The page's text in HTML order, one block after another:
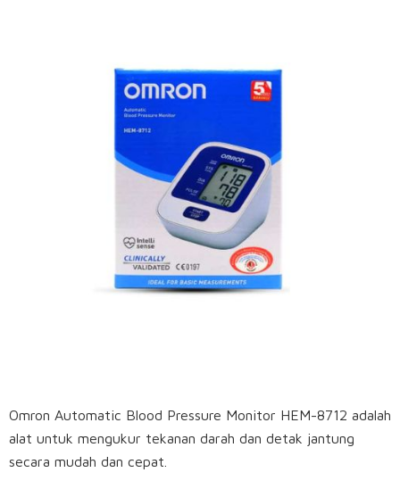
Omron Automatic Blood Pressure Monitor HEM-8712 adalah
alat untuk mengukur tekanan darah dan detak jantung
secara mudah dan cepat.